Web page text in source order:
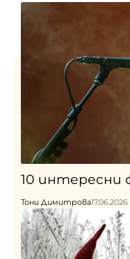
10 интересни
Тони Димитрова17.06.2026